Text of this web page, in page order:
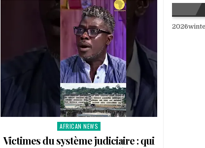
Posted
AFRICAN NEWS
Victimes du système judiciaire : qui